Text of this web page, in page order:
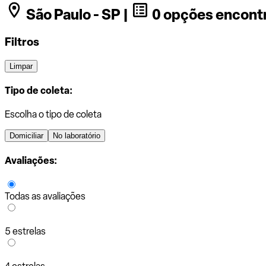
São Paulo - SP | 0 opções
Filtros
Limpar
Tipo de coleta:
Escolha o tipo de coleta
Domiciliar No laboratório
Avaliações:
Todas as avaliações
5 estrelas